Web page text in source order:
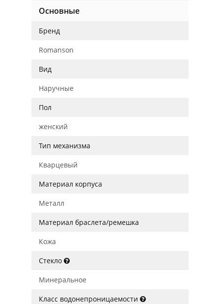
Основные
Бренд
Romanson
Вид
Наручные
Пол
женский
Тип механизма
Кварцевый
Материал корпуса
Металл
Материал браслета/ремешка
Кожа
Стекло
Минеральное
Класс водонепроницаемости